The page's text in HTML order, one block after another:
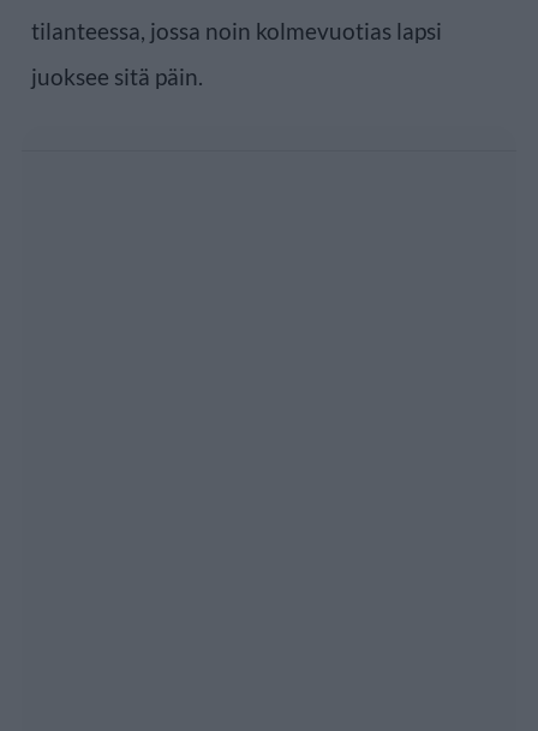
tilanteessa, jossa noin kolmevuotias lapsi
juoksee sitä päin.